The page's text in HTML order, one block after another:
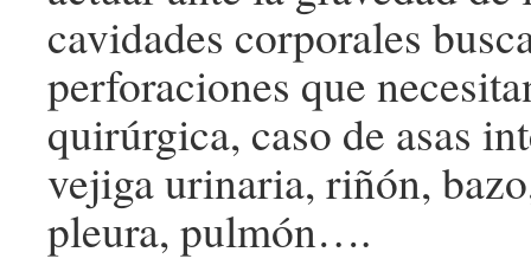
cavidades corporales
perforaciones que
quirúrgica, caso de asas
vejiga urinaria, riñón,
pleura, pulmón….